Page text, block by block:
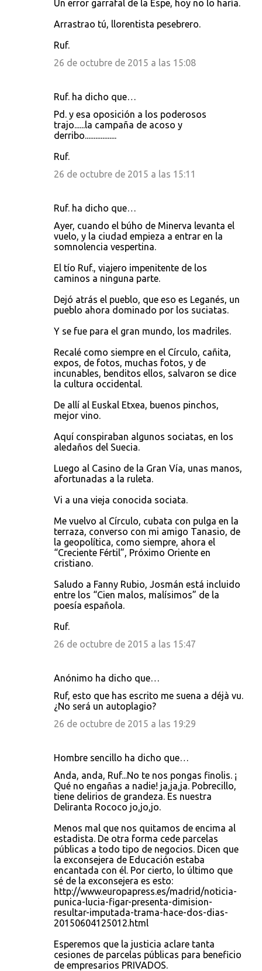
Un error garrafal de la Espe, hoy no lo haría.
Arrastrao tú, llorentista pesebrero.
Ruf.
26 de octubre de 2015 a las 15:08
Ruf. ha dicho que…
Pd. y esa oposición a los poderosos
trajo......la campaña de acoso y
derribo..................
Ruf.
26 de octubre de 2015 a las 15:11
Ruf. ha dicho que…
Ayer, cuando el búho de Minerva levanta el
vuelo, y la ciudad empieza a entrar en la
somnolencia vespertina.
El tío Ruf., viajero impenitente de los
caminos a ninguna parte.
Dejó atrás el pueblo, que eso es Leganés, un
pueblo ahora dominado por los suciatas.
Y se fue para el gran mundo, los madriles.
Recalé como siempre en el Círculo, cañita,
expos, de fotos, muchas fotos, y de
incunables, benditos ellos, salvaron se dice
la cultura occidental.
De allí al Euskal Etxea, buenos pinchos,
mejor vino.
Aquí conspiraban algunos sociatas, en los
aledaños del Suecia.
Luego al Casino de la Gran Vía, unas manos,
afortunadas a la ruleta.
Vi a una vieja conocida sociata.
Me vuelvo al Círculo, cubata con pulga en la
terraza, converso con mi amigo Tanasio, de
la geopolítica, como siempre, ahora el
“Creciente Fértil”, Próximo Oriente en
cristiano.
Saludo a Fanny Rubio, Josmán está incluido
entre los “Cien malos, malísimos” de la
poesía española.
Ruf.
26 de octubre de 2015 a las 15:47
Anónimo ha dicho que…
Ruf, esto que has escrito me suena a déjà vu.
¿No será un autoplagio?
26 de octubre de 2015 a las 19:29
Hombre sencillo ha dicho que…
Anda, anda, Ruf...No te nos pongas finolis. ¡
Qué no engañas a nadie! ja,ja,ja. Pobrecillo,
tiene delirios de grandeza. Es nuestra
Deliranta Rococo jo,jo,jo.
Menos mal que nos quitamos de encima al
estadista. De otra forma cede parcelas
públicas a todo tipo de negocios. Dicen que
la exconsejera de Educación estaba
encantada con él. Por cierto, lo último que
sé de la exconsejera es esto:
http://www.europapress.es/madrid/noticia-
punica-lucia-figar-presenta-dimision-
resultar-imputada-trama-hace-dos-dias-
20150604125012.html
Esperemos que la justicia aclare tanta
cesiones de parcelas públicas para beneficio
de empresarios PRIVADOS.